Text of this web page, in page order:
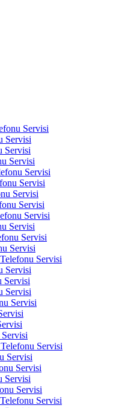
Servisi
Servisi
Servisi
Servisi
Servisi
Servisi
Servisi
Servisi
Servisi
Servisi
Servisi
Servisi
Servisi
Servisi
Servisi
Servisi
Servisi
Servisi
Servisi
Servisi
Servisi
Servisi
Servisi